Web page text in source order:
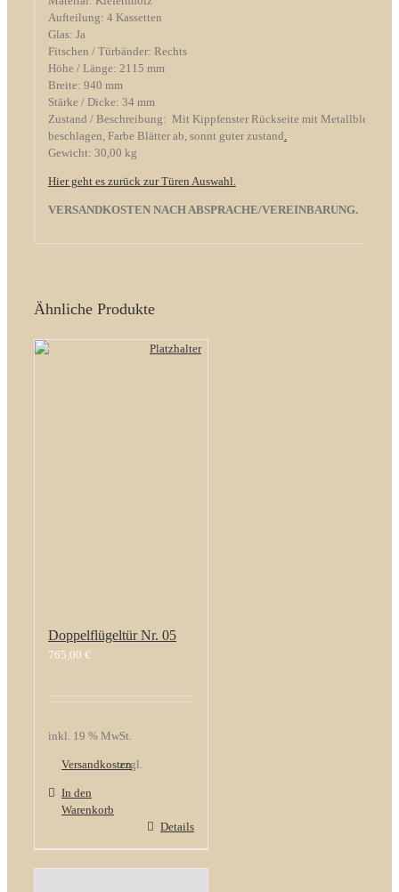
Aufteilung: 4 Kassetten
Glas: Ja
Fitschen / Türbänder: Rechts
Höhe / Länge: 2115 mm
Breite: 940 mm
Stärke / Dicke: 34 mm
Zustand / Beschreibung: Mit Kippfenster Rückseite mit Metallblech
beschlagen, Farbe Blätter ab, sonnt guter zustand
Gewicht: 30,00 kg
Hier geht es zurück zur Türen Auswahl.
VERSANDKOSTEN NACH ABSPRACHE/VEREINBARUNG.
Ähnliche Produkte
Doppelflügeltür Nr. 05
765,00 €
inkl. 19 % MwSt.
zzgl.
Versandkosten
In den
Warenkorb
Details